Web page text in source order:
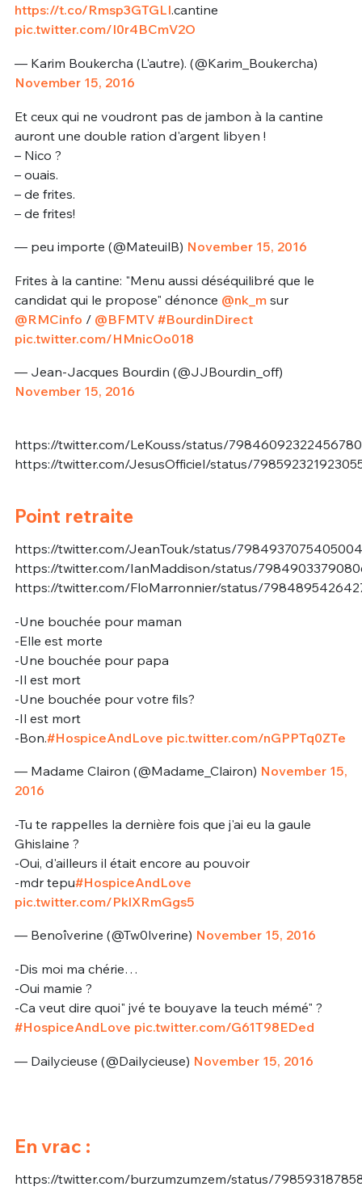
https://t.co/Rmsp3GTGLI.cantine
pic.twitter.com/I0r4BCmV2O
— Karim Boukercha (L'autre). (@Karim_Boukercha)
November 15, 2016
Et ceux qui ne voudront pas de jambon à la cantine
auront une double ration d'argent libyen !
– Nico ?
– ouais.
– de frites.
– de frites!
— peu importe (@MateuilB) November 15, 2016
Frites à la cantine: "Menu aussi déséquilibré que le
candidat qui le propose" dénonce @nk_msur
@RMCinfo / @BFMTV #BourdinDirect
pic.twitter.com/HMnicOo018
— Jean-Jacques Bourdin (@JJBourdin_off)
November 15, 2016
https://twitter.com/LeKouss/status/
https://twitter.com/JesusOfficiel/status/
Point retraite
https://twitter.com/JeanTouk/status/
https://twitter.com/IanMaddison/status/
https://twitter.com/FloMarronnier/status/
-Une bouchée pour maman
-Elle est morte
-Une bouchée pour papa
-Il est mort
-Une bouchée pour votre fils?
-Il est mort
-Bon.#HospiceAndLove pic.twitter.com/nGPPTq0ZTe
— Madame Clairon (@Madame_Clairon) November 15,
2016
-Tu te rappelles la dernière fois que j'ai eu la gaule
Ghislaine ?
-Oui, d'ailleurs il était encore au pouvoir
-mdr tepu#HospiceAndLove
pic.twitter.com/PklXRmGgs5
— Benoîverine (@Tw0lverine) November 15, 2016
-Dis moi ma chérie…
-Oui mamie ?
-Ca veut dire quoi" jvé te bouyave la teuch mémé" ?
#HospiceAndLove pic.twitter.com/G61T98EDed
— Dailycieuse (@Dailycieuse) November 15, 2016
En vrac :
https://twitter.com/burzumzumzem/status/